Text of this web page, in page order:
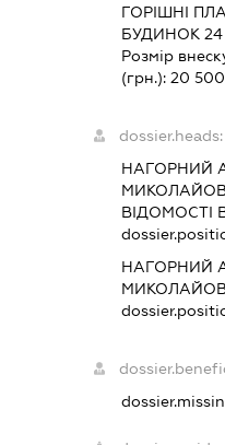
ГОРІШНІ
БУДИНОК 24
Розмір
(грн.):20 500
dossier.heads:
НАГОРНИЙ
ВІДОМОСТІ
НАГОРНИЙ